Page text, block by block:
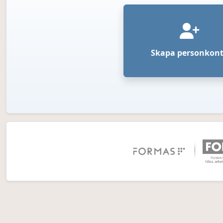
Skapa